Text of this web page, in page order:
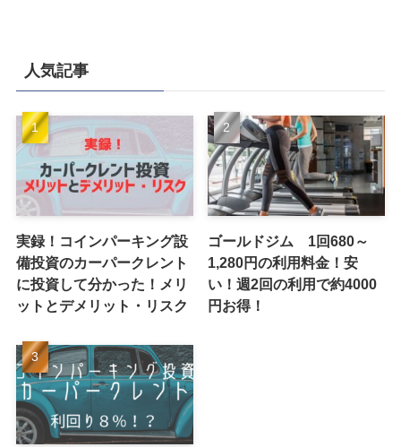
人気記事
実録！コインパーキング設
備投資のカーパークレント
に投資して分かった！メリ
ットとデメリット・リスク
ゴールドジム 1回680～
1,280円の利用料金！安
い！週2回の利用で約4000
円お得！